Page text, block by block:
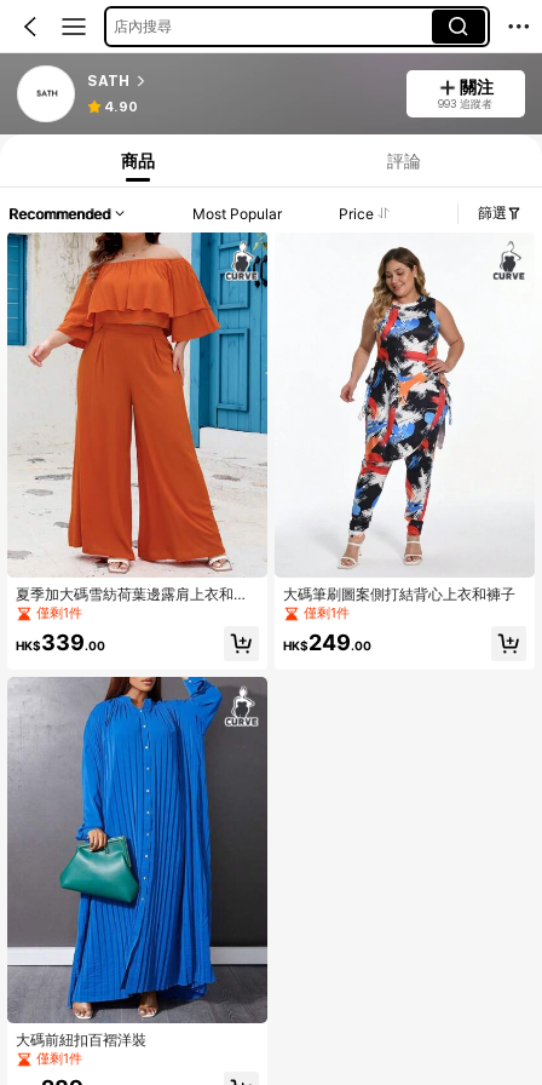
店內搜尋
SATH
4.90
關注
993 追蹤者
商品 評論
Recommended Most Popular Price 篩選
夏季加大碼雪紡荷葉邊露肩上衣和短
褲套裝僅剩1件
HK$339.00
大碼前紐扣百褶洋裝
僅剩1件
大碼筆刷圖案側打結背心上衣和褲子
僅剩1件
HK$249.00